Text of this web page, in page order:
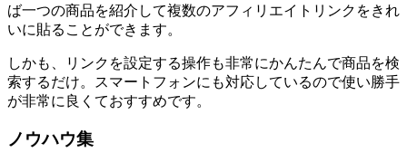
ば一つの商品を紹介して複数のアフィリエイトリンクをきれ
いに貼ることができます。
しかも、リンクを設定する操作も非常にかんたんで商品を検
索するだけ。スマートフォンにも対応しているので使い勝手
が非常に良くておすすめです。
ノウハウ集